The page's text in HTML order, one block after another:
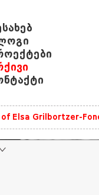
Elsa Grilbortzer-